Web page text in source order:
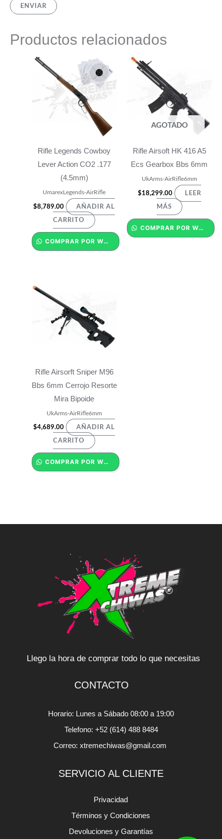
Productos relacionados
Rifle Legends Cowboy
Lever Action CO2 .177
(4.5mm)
UmarexLegends-AirRifle
$8,789.00 AÑADIR AL
CARRITO
COMPRAR POR WHATSAPP
AGOTADO
Rifle Airsoft HK 416 A5
Ecs Gearbox Bbs 6mm
UkArms-AirRifle6mm
$18,299.00 LEER
MÁS
COMPRAR POR WHATSAPP
Rifle Airsorft Sniper M96
Bbs 6mm Cerrojo Resorte
Mira Bipoide
UkArms-AirRifle6mm
$4,689.00 AÑADIR AL
CARRITO
COMPRAR POR WHATSAPP
Llego la hora de comprar todo lo que necesitas
CONTACTO
Horario: Lunes a Sábado 08:00 a 19:00
Telefono: +52 (614) 488 8484
Correo: xtremechiwas@gmail.com
SERVICIO AL CLIENTE
Privacidad
Términos y Condiciones
Devoluciones y Garantías